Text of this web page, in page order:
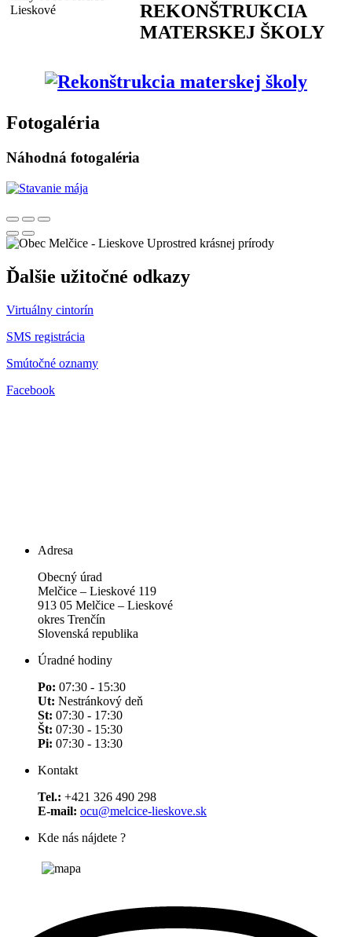
REKONŠTRUKCIA
MATERSKEJ ŠKOLY
Fotogaléria
Náhodná fotogaléria
Uprostred krásnej prírody
Ďalšie užitočné odkazy
Virtuálny cintorín
SMS registrácia
Smútočné oznamy
Facebook
Adresa
Obecný úrad
Melčice – Lieskové 119
913 05 Melčice – Lieskové
okres Trenčín
Slovenská republika
Úradné hodiny
Po: 07:30 - 15:30
Ut: Nestránkový deň
St: 07:30 - 17:30
Št: 07:30 - 15:30
Pi: 07:30 - 13:30
Kontakt
Tel.: +421 326 490 298
E-mail: ocu@melcice-lieskove.sk
Kde nás nájdete ?